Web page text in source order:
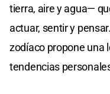
tierra, aire y agua—
actuar, sentir y
zodíaco propone una
tendencias